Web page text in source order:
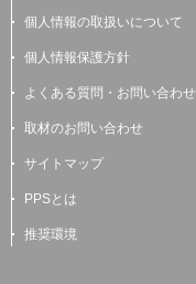
個人情報の取扱いについて
個人情報保護方針
よくある質問・お問い合わせ
取材のお問い合わせ
サイトマップ
PPSとは
推奨環境